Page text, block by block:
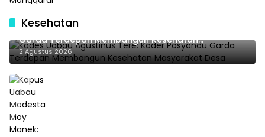
Kesehatan
Kades Uabau Agustinus Tere: Kader Posyandu
Garda Terdepan Membangun Kesehatan
Masyarakat Desa
2 Agustus 2026